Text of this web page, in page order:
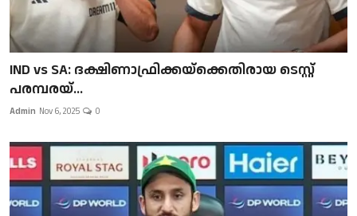
IND vs SA: ദക്ഷിണാഫ്രിക്കയ്‌ക്കെതിരായ ടെസ്റ്റ്
പരമ്പരയ്...
Admin Nov 6, 2025 0